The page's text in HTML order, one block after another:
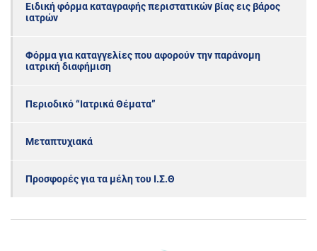
Ειδική φόρμα καταγραφής περιστατικών βίας εις βάρος
ιατρών
Φόρμα για καταγγελίες που αφορούν την παράνομη
ιατρική διαφήμιση
Περιοδικό “Ιατρικά Θέματα”
Μεταπτυχιακά
Προσφορές για τα μέλη του Ι.Σ.Θ